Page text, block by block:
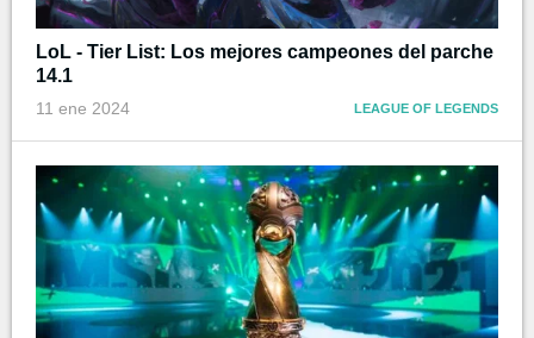
LoL - Tier List: Los mejores campeones del parche
14.1
11 ene 2024 LEAGUE OF LEGENDS